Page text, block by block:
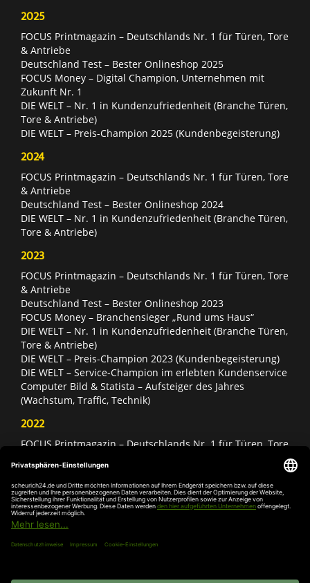
2025
FOCUS Printmagazin – Deutschlands Nr. 1 für Türen, Tore
& Antriebe
Deutschland Test – Bester Onlineshop 2025
FOCUS Money – Digital Champion, Unternehmen mit
Zukunft Nr. 1
DIE WELT – Nr. 1 in Kundenzufriedenheit (Branche Türen,
Tore & Antriebe)
DIE WELT – Preis-Champion 2025 (Kundenbegeisterung)
2024
FOCUS Printmagazin – Deutschlands Nr. 1 für Türen, Tore
& Antriebe
Deutschland Test – Bester Onlineshop 2024
DIE WELT – Nr. 1 in Kundenzufriedenheit (Branche Türen,
Tore & Antriebe)
2023
FOCUS Printmagazin – Deutschlands Nr. 1 für Türen, Tore
& Antriebe
Deutschland Test – Bester Onlineshop 2023
FOCUS Money – Branchensieger „Rund ums Haus“
DIE WELT – Nr. 1 in Kundenzufriedenheit (Branche Türen,
Tore & Antriebe)
DIE WELT – Preis-Champion 2023 (Kundenbegeisterung)
DIE WELT – Service-Champion im erlebten Kundenservice
Computer Bild & Statista – Aufsteiger des Jahres
(Wachstum, Traffic, Technik)
2022
FOCUS Printmagazin – Deutschlands Nr. 1 für Türen, Tore
Deutschland Test – Bester Onlineshop 2022
FOCUS Money – Branchensieger „Rund ums Haus“
DIE WELT – Service-Champion im erlebten Kundenservice
DIE WELT – Branchengewinner Gold-Rang (Türen, Tore &
Antriebe)